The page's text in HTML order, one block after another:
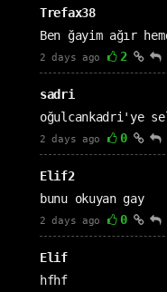
Trefax38
Ben ğayim ağır
2 days ago 2
sadri
oğulcankadri'ye
2 days ago 0
Elif2
bunu okuyan gay
2 days ago 0
Elif
hfhf